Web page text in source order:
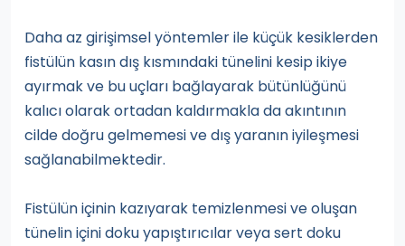
Daha az girişimsel yöntemler ile küçük kesiklerden
fistülün kasın dış kısmındaki tünelini kesip ikiye
ayırmak ve bu uçları bağlayarak bütünlüğünü
kalıcı olarak ortadan kaldırmakla da akıntının
cilde doğru gelmemesi ve dış yaranın iyileşmesi
sağlanabilmektedir.
Fistülün içinin kazıyarak temizlenmesi ve oluşan
tünelin içini doku yapıştırıcılar veya sert doku